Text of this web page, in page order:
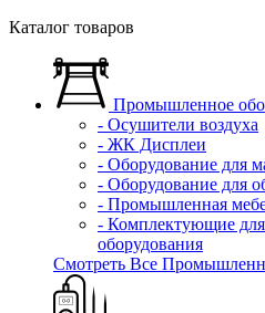
Каталог товаров
Промышленное
- Осушители воздуха
- ЖК Дисплеи
- Оборудование для
- Оборудование для
- Промышленная
- Комплектующие
оборудования
Смотреть Все